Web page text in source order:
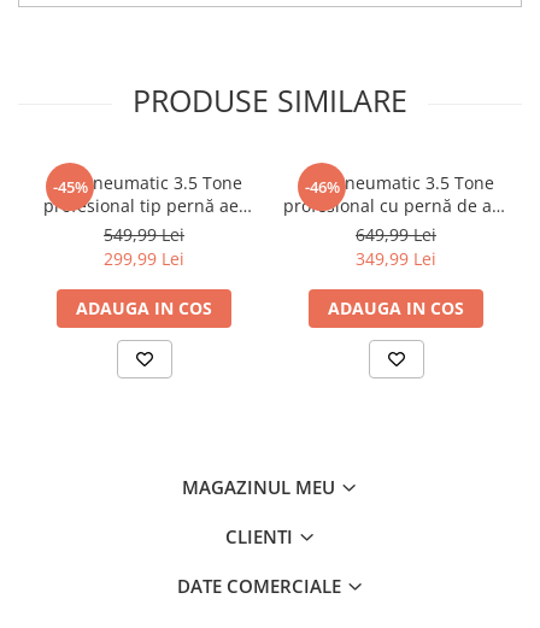
Chei auto speciale
Chei combinate/inelare/cu clichet
Chei tubulare
Dinamometrice
Filtre ulei
Prelungitor chei
Dulap scule echipat si neechipat
PRODUSE SIMILARE
-45%
Cric pneumatic 3.5 Tone
profesional tip pernă aer
14-40cm (3.5TAIR)
549,99 Lei
299,99 Lei
ADAUGA IN COS
-46%
Cric pneumatic 3.5 Tone
profesional cu pernă de aer
pentru vulcanizare 15-40cm
(RK-01-200)
649,99 Lei
349,99 Lei
ADAUGA IN COS
MAGAZINUL MEU
CLIENTI
DATE COMERCIALE